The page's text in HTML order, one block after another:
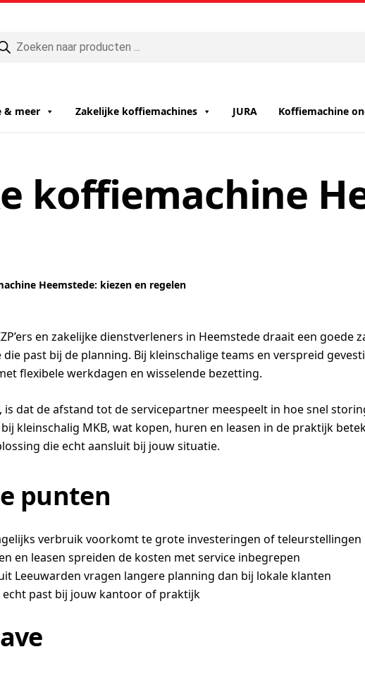
& meer Zakelijke koffiemachines JURA Koffiemachine
koffiemachine
Heemstede: kiezen en regelen
en zakelijke dienstverleners in Heemstede draait een
past bij de planning. Bij kleinschalige teams en verspreid
flexibele werkdagen en wisselende bezetting.
is dat de afstand tot de servicepartner meespeelt in hoe snel
kleinschalig MKB, wat kopen, huren en leasen in de praktijk
die echt aansluit bij jouw situatie.
punten
verbruik voorkomt te grote investeringen of teleurstellingen
en leasen spreiden de kosten met service inbegrepen
Leeuwarden vragen langere planning dan bij lokale klanten
past bij jouw kantoor of praktijk